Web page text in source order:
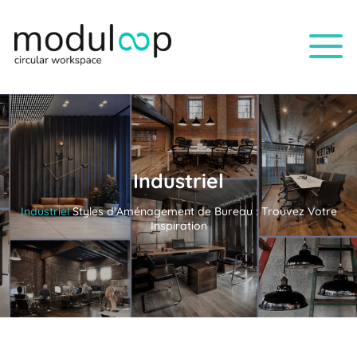
Industriel
Industriel Styles d’Aménagement de Bureau : Trouvez Votre
Inspiration